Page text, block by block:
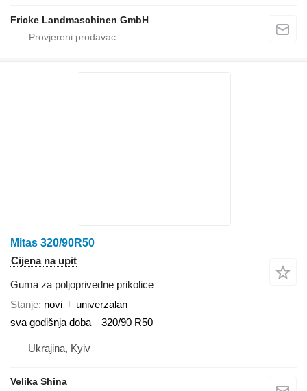
Fricke Landmaschinen GmbH
Mitas 320/90R50
Cijena na upit
Guma za poljoprivedne prikolice
Stanje novi
univerzalan
sva godišnja doba
320/90 R50
Ukrajina, Kyiv
Velika Shina